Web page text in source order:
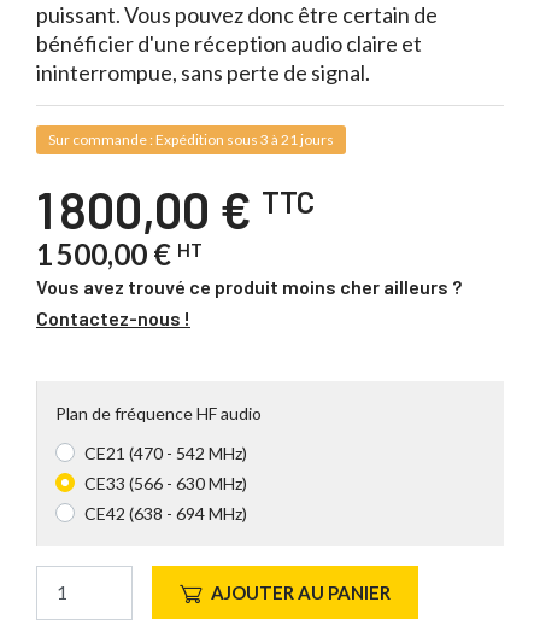
puissant. Vous pouvez donc être certain de
bénéficier d'une réception audio claire et
ininterrompue, sans perte de signal.
Sur commande : Expédition sous 3 à 21 jours
1 800,00 € TTC
1 500,00 € HT
Vous avez trouvé ce produit moins cher ailleurs ?
Contactez-nous !
Plan de fréquence HF audio
CE21 (470 - 542 MHz)
CE33 (566 - 630 MHz)
CE42 (638 - 694 MHz)
AJOUTER AU PANIER